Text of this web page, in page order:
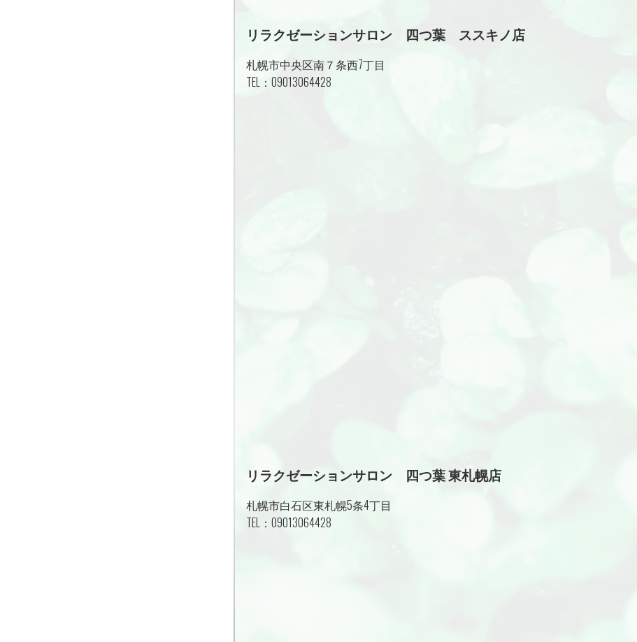
リラクゼーションサロン 四つ葉 ススキノ店
札幌市中央区南７条西7丁目
TEL： 09013064428
リラクゼーションサロン 四つ葉 東札幌店
札幌市白石区東札幌5条4丁目
TEL： 09013064428